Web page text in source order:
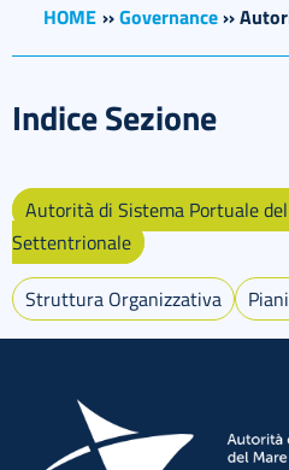
HOME ››Governance››
Indice Sezione
Autorità di Sistema Portuale
Settentrionale
Struttura Organizzativa